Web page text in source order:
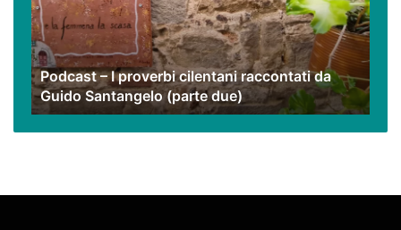
raccontati
da
Guido
Santangelo
(parte
due)
Podcast – I proverbi cilentani raccontati da
Guido Santangelo (parte due)